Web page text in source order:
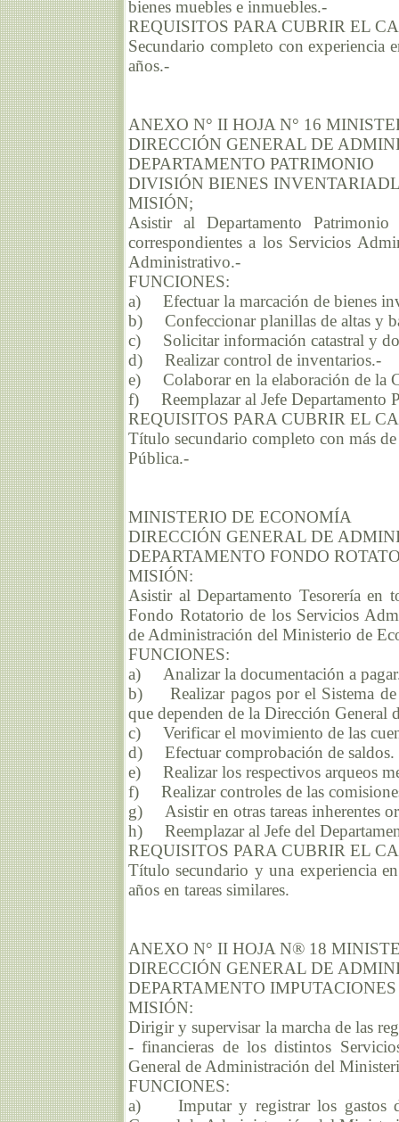
bienes muebles e inmuebles.-
REQUISITOS PARA CUBRIR EL
Secundario completo con
años.-
ANEXO N° II HOJA N° 16
DIRECCIÓN GENERAL DE
DEPARTAMENTO PATRIMONIO
DIVISIÓN BIENES
MISIÓN;
Asistir al Departamento
correspondientes a los Servicios
Administrativo.-
FUNCIONES:
a) Efectuar la marcación de bienes
b) Confeccionar planillas de altas y
c) Solicitar información catastral y
d) Realizar control de inventarios.-
e) Colaborar en la elaboración de la
f) Reemplazar al Jefe Departamento
REQUISITOS PARA CUBRIR EL
Título secundario completo con más
Pública.-
MINISTERIO DE ECONOMÍA
DIRECCIÓN GENERAL DE
DEPARTAMENTO FONDO
MISIÓN:
Asistir al Departamento Tesorería
Fondo Rotatorio de los Servicios
de Administración del Ministerio de
FUNCIONES:
a) Analizar la documentación a
b) Realizar pagos por el Sistema de
que dependen de la Dirección
c) Verificar el movimiento de las
d) Efectuar comprobación de saldos.
e) Realizar los respectivos arqueos
f) Realizar controles de las
g) Asistir en otras tareas inherentes
h) Reemplazar al Jefe del
REQUISITOS PARA CUBRIR EL
Título secundario y una experiencia
años en tareas similares.
ANEXO N° II HOJA N® 18
DIRECCIÓN GENERAL DE
DEPARTAMENTO
MISIÓN:
Dirigir y supervisar la marcha de las
- financieras de los distintos
General de Administración del
FUNCIONES:
a) Imputar y registrar los gastos